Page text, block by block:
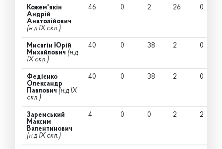
Кожем'якін
Андрій
Анатолійович
(н.д IX скл.)
46 0 2 26 0
Мисягін Юрій
Михайлович (н.д
IX скл.)
40 0 38 2 0
Федієнко
Олександр
Павлович (н.д IX
скл.)
40 0 38 2 0
Заремський
Максим
Валентинович
(н.д IX скл.)
4 0 0 2 2